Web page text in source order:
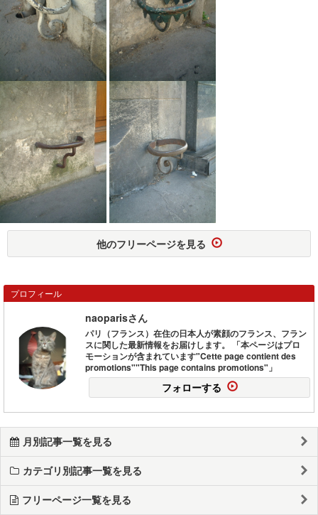
他のフリーページを見る
プロフィール
naoparisさん
パリ（フランス）在住の日本人が素顔のフランス、フラン
スに関した最新情報をお届けします。 「本ページはプロ
モーションが含まれています"Cette page contient des
promotions""This page contains promotions"」
フォローする
月別記事一覧を見る
カテゴリ別記事一覧を見る
フリーページ一覧を見る